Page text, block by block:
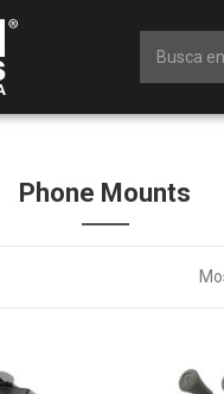
Phone Mounts